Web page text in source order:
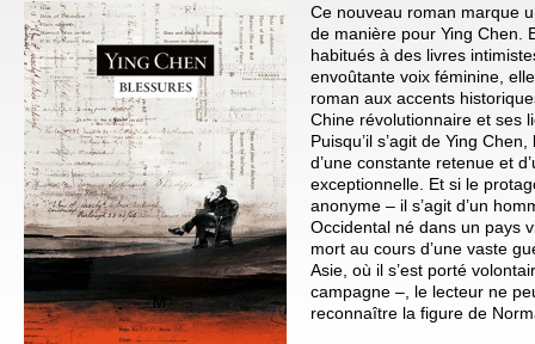
Ce nouveau roman marque
de manière pour Ying Chen.
habitués à des livres
envoûtante voix féminine,
roman aux accents
Chine révolutionnaire et ses
Puisqu’il s’agit de Ying
d’une constante retenue et
exceptionnelle. Et si le
anonyme – il s’agit d’un
Occidental né dans un pays
mort au cours d’une vaste
Asie, où il s’est porté
campagne –, le lecteur ne
reconnaître la figure de